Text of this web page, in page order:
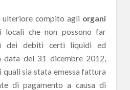
ulteriore compito agli organi
locali che non possono far
dei debiti certi liquidi ed
data del 31 dicembre 2012,
sia stata emessa fattura
di pagamento a causa di